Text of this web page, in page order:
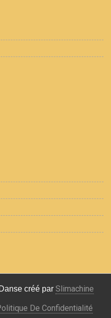
créé par Slimachine
De Confidentialité